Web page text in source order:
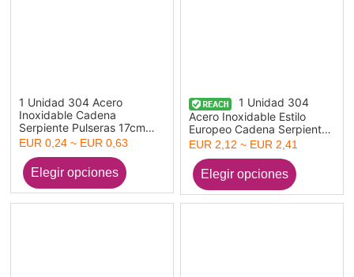
1 Unidad 304 Acero
Inoxidable Cadena
Serpiente Pulseras 17cm
longitud
EUR 0,24 ~ EUR 0,63
1 Unidad 304
Acero Inoxidable Estilo
Europeo Cadena Serpiente
Pulseras Tono de Plata Con
Snap Corchete
EUR 2,12 ~ EUR 2,41